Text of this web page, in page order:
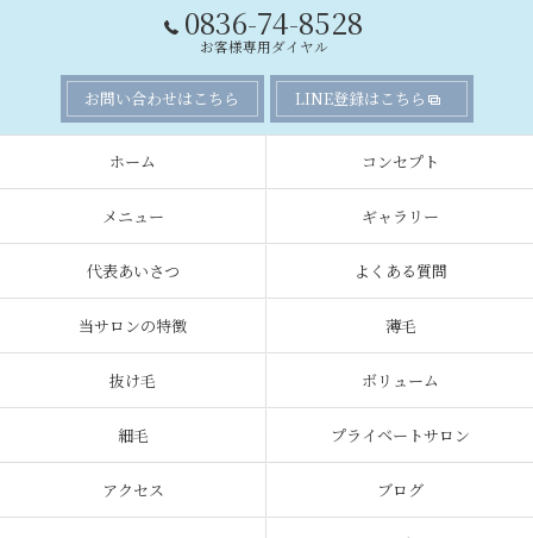
0836-74-8528
お客様専用ダイヤル
お問い合わせはこちら LINE登録はこちら
ホーム コンセプト
メニュー ギャラリー
代表あいさつ よくある質問
当サロンの特徴 薄毛
抜け毛 ボリューム
細毛 プライベートサロン
アクセス ブログ